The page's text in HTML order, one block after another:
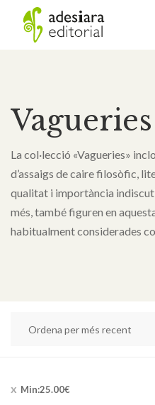
Vagueries
La col·lecció «Vagueries»
d’assaigs de caire filosòfic,
qualitat i importància
més, també figuren en
habitualment considerades
Min:25.00€